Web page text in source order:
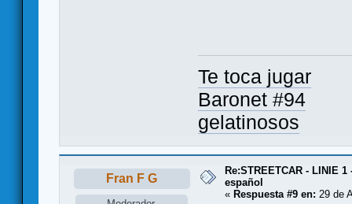
Te toca jugar
Baronet #94
gelatinosos
Fran F G
Re:STREETCAR - LINIE
español
« Respuesta #9 en: 29 de